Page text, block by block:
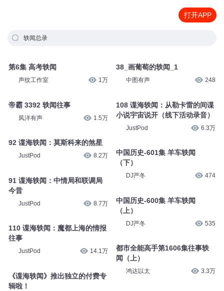
打开APP
轶闻总录
第6集 高考轶闻
声纹工作室 1万
帝霸 3392 轶闻往事
凤洋有声 1.5万
92 谍海轶闻：莫斯科来的煞星
JustPod 8.2万
91 谍海轶闻：中情局和联调局
今昔
JustPod 8.7万
110 谍海轶闻：魔都上海的情报
往事
JustPod 14.1万
《谍海轶闻》推出独立的付费专
辑啦！
38_画葡萄的轶闻_1
中图有声 248
108 谍海轶闻：从勒卡雷的间谍
小说宇宙说开（线下活动录音）
JustPod 6.3万
中国历史-601集 羊车轶闻
（下）
DJ严冬 474
中国历史-600集 羊车轶闻
（上）
DJ严冬 535
都市全能高手第1606集往事轶
闻（上）
鸿达以太 3.3万